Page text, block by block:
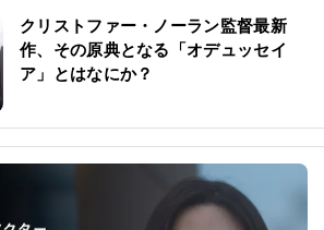
クリストファー・ノーラン監督最新
作、その原典となる「オデュッセイ
ア」とはなにか？